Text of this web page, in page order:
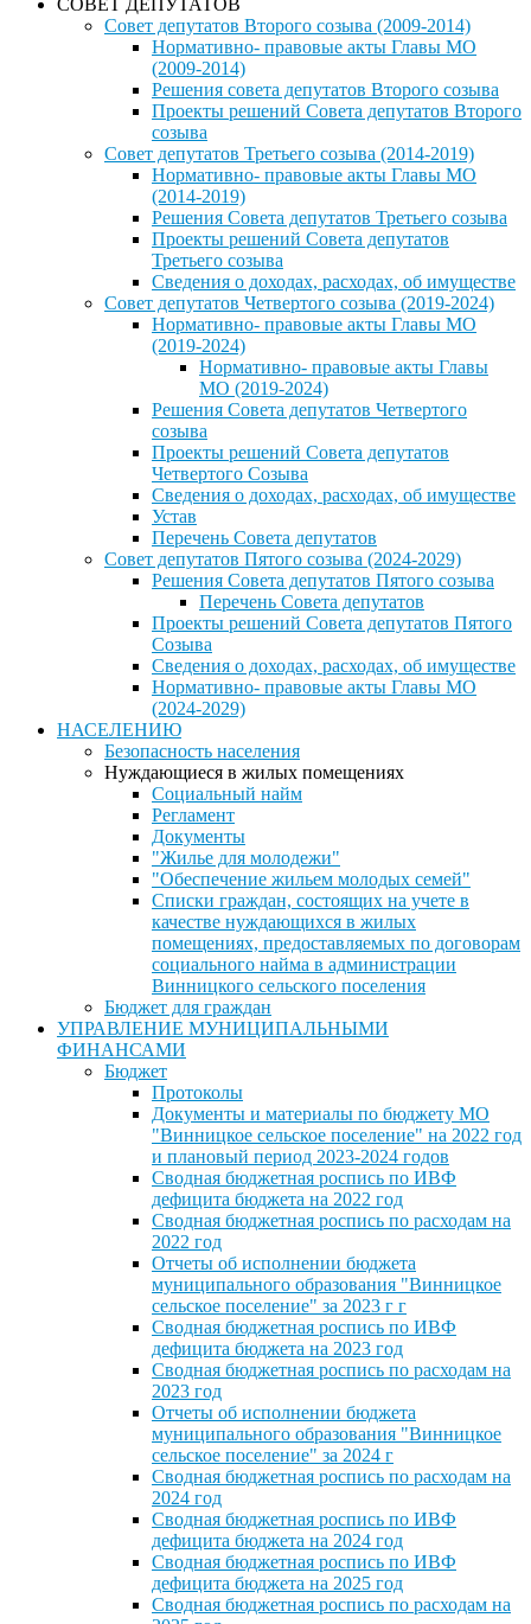
СОВЕТ ДЕПУТАТОВ
Совет депутатов Второго созыва (2009-2014)
Нормативно- правовые акты Главы МО
(2009-2014)
Решения совета депутатов Второго созыва
Проекты решений Совета депутатов Второго
созыва
Совет депутатов Третьего созыва (2014-2019)
Нормативно- правовые акты Главы МО
(2014-2019)
Решения Совета депутатов Третьего созыва
Проекты решений Совета депутатов
Третьего созыва
Сведения о доходах, расходах, об имуществе
Совет депутатов Четвертого созыва (2019-2024)
Нормативно- правовые акты Главы МО
(2019-2024)
Нормативно- правовые акты Главы
МО (2019-2024)
Решения Совета депутатов Четвертого
созыва
Проекты решений Совета депутатов
Четвертого Созыва
Сведения о доходах, расходах, об имуществе
Устав
Перечень Совета депутатов
Совет депутатов Пятого созыва (2024-2029)
Решения Совета депутатов Пятого созыва
Перечень Совета депутатов
Проекты решений Совета депутатов Пятого
Созыва
Сведения о доходах, расходах, об имуществе
Нормативно- правовые акты Главы МО
(2024-2029)
НАСЕЛЕНИЮ
Безопасность населения
Нуждающиеся в жилых помещениях
Социальный найм
Регламент
Документы
"Жилье для молодежи"
"Обеспечение жильем молодых семей"
Списки граждан, состоящих на учете в
качестве нуждающихся в жилых
помещениях, предоставляемых по договорам
социального найма в администрации
Винницкого сельского поселения
Бюджет для граждан
УПРАВЛЕНИЕ МУНИЦИПАЛЬНЫМИ
ФИНАНСАМИ
Бюджет
Протоколы
Документы и материалы по бюджету МО
"Винницкое сельское поселение" на 2022 год
и плановый период 2023-2024 годов
Сводная бюджетная роспись по ИВФ
дефицита бюджета на 2022 год
Сводная бюджетная роспись по расходам на
2022 год
Отчеты об исполнении бюджета
муниципального образования "Винницкое
сельское поселение" за 2023 г г
Сводная бюджетная роспись по ИВФ
дефицита бюджета на 2023 год
Сводная бюджетная роспись по расходам на
2023 год
Отчеты об исполнении бюджета
муниципального образования "Винницкое
сельское поселение" за 2024 г
Сводная бюджетная роспись по расходам на
2024 год
Сводная бюджетная роспись по ИВФ
дефицита бюджета на 2024 год
Сводная бюджетная роспись по ИВФ
дефицита бюджета на 2025 год
Сводная бюджетная роспись по расходам на